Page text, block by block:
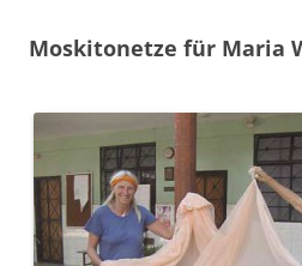
Moskitonetze für Maria